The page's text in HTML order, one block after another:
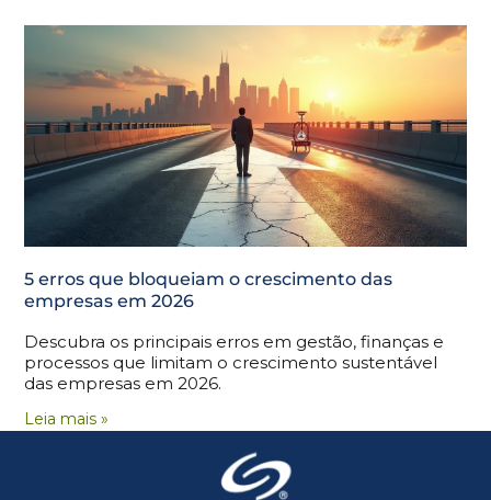
5 erros que bloqueiam o crescimento das
empresas em 2026
Descubra os principais erros em gestão, finanças e
processos que limitam o crescimento sustentável
das empresas em 2026.
Leia mais »